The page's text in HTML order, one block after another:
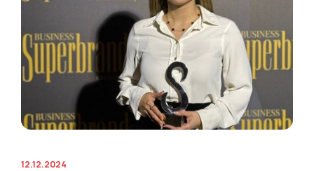
12.12.2024